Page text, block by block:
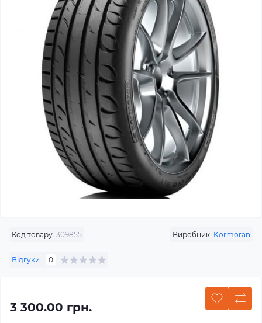
Код товару: 309855 Виробник: Kormoran
Відгуки: 0
3 300.00 грн.